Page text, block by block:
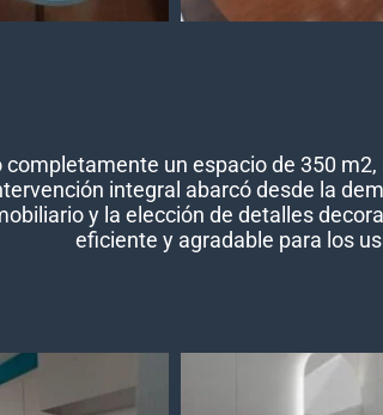
un espacio de 350
integral abarcó desde la
y la elección de detalles
eficiente y agradable para los